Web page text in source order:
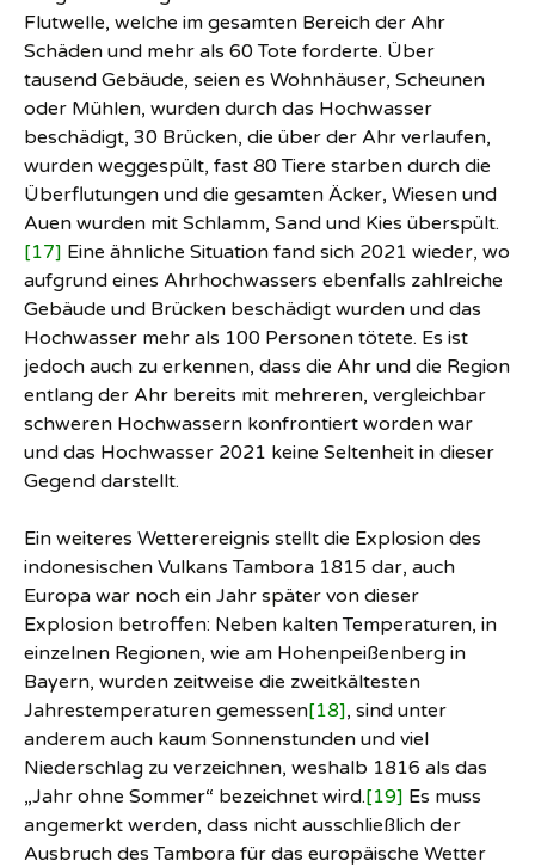
Flutwelle, welche im gesamten Bereich der Ahr
Schäden und mehr als 60 Tote forderte. Über
tausend Gebäude, seien es Wohnhäuser, Scheunen
oder Mühlen, wurden durch das Hochwasser
beschädigt, 30 Brücken, die über der Ahr verlaufen,
wurden weggespült, fast 80 Tiere starben durch die
Überflutungen und die gesamten Äcker, Wiesen und
Auen wurden mit Schlamm, Sand und Kies überspült.
[17] Eine ähnliche Situation fand sich 2021 wieder, wo
aufgrund eines Ahrhochwassers ebenfalls zahlreiche
Gebäude und Brücken beschädigt wurden und das
Hochwasser mehr als 100 Personen tötete. Es ist
jedoch auch zu erkennen, dass die Ahr und die Region
entlang der Ahr bereits mit mehreren, vergleichbar
schweren Hochwassern konfrontiert worden war
und das Hochwasser 2021 keine Seltenheit in dieser
Gegend darstellt.
Ein weiteres Wetterereignis stellt die Explosion des
indonesischen Vulkans Tambora 1815 dar, auch
Europa war noch ein Jahr später von dieser
Explosion betroffen: Neben kalten Temperaturen, in
einzelnen Regionen, wie am Hohenpeißenberg in
Bayern, wurden zeitweise die zweitkältesten
Jahrestemperaturen gemessen[18], sind unter
anderem auch kaum Sonnenstunden und viel
Niederschlag zu verzeichnen, weshalb 1816 als das
„Jahr ohne Sommer“ bezeichnet wird.[19] Es muss
angemerkt werden, dass nicht ausschließlich der
Ausbruch des Tambora für das europäische Wetter